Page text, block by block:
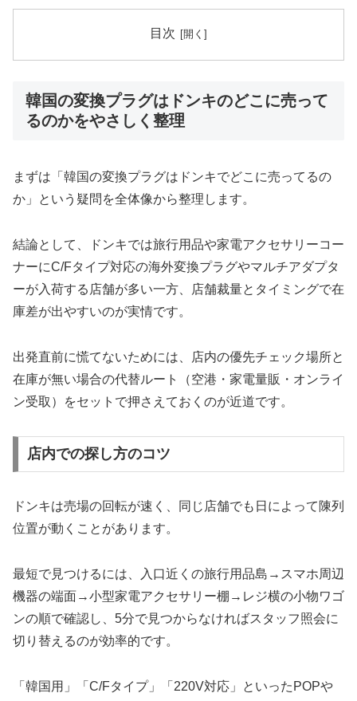
目次
韓国の変換プラグはドンキのどこに売って
るのかをやさしく整理
まずは「韓国の変換プラグはドンキでどこに売ってるの
か」という疑問を全体像から整理します。
結論として、ドンキでは旅行用品や家電アクセサリーコー
ナーにC/Fタイプ対応の海外変換プラグやマルチアダプタ
ーが入荷する店舗が多い一方、店舗裁量とタイミングで在
庫差が出やすいのが実情です。
出発直前に慌てないためには、店内の優先チェック場所と
在庫が無い場合の代替ルート（空港・家電量販・オンライ
ン受取）をセットで押さえておくのが近道です。
店内での探し方のコツ
ドンキは売場の回転が速く、同じ店舗でも日によって陳列
位置が動くことがあります。
最短で見つけるには、入口近くの旅行用品島→スマホ周辺
機器の端面→小型家電アクセサリー棚→レジ横の小物ワゴ
ンの順で確認し、5分で見つからなければスタッフ照会に
切り替えるのが効率的です。
「韓国用」「C/Fタイプ」「220V対応」といったPOPや